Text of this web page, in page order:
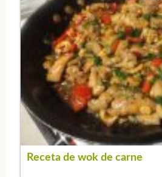
Receta de wok de carne